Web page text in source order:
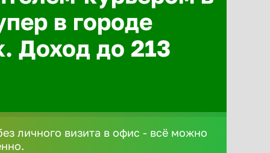
в городе
Доход до 213
личного визита в офис - всё можно